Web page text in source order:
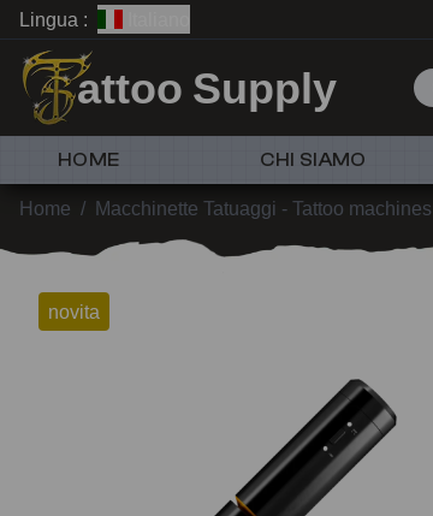
Lingua :
attoo Supply
HOME CHI SIAMO
Home / Macchinette Tatuaggi - Tattoo machines
novita